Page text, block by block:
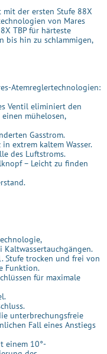
der ersten Stufe 88X
von Mares
TBP für härteste
bis hin zu schlammigen,
Atemreglertechnologien:
Ventil eliminiert den
mühelosen,
Gasstrom.
extrem kaltem Wasser.
des Luftstroms.
– Leicht zu finden
Stufe trocken und frei von
Funktion.
für maximale
unterbrechungsfreie
Fall eines Anstiegs
einem 10°-